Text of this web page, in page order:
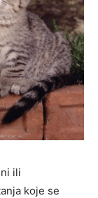
ili
koje se